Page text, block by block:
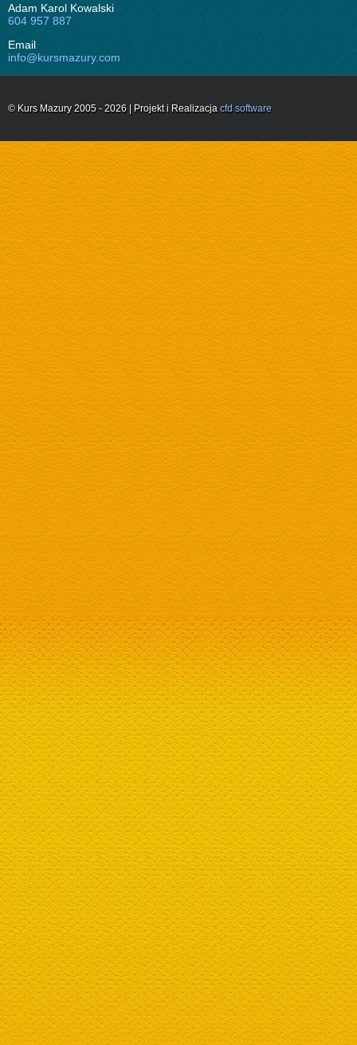
Adam Karol Kowalski
604 957 887
Email
info@kursmazury.com
© Kurs Mazury 2005 - 2026 | Projekt i Realizacja cfd software